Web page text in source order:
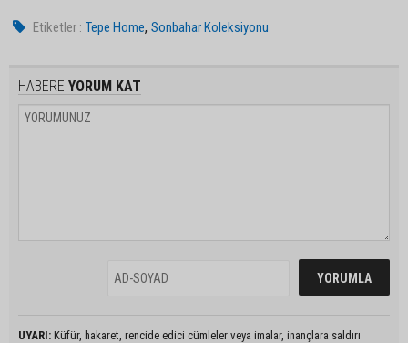
Etiketler : Tepe Home,Sonbahar Koleksiyonu
HABERE YORUM KAT
UYARI: Küfür, hakaret, rencide edici cümleler veya imalar, inançlara saldırı